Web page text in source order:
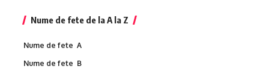
Nume de fete de la A la Z
Nume de fete A
Nume de fete B